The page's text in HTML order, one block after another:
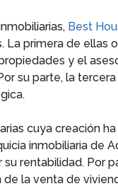
Best
primera de
y el
su parte, la
cuya creación
inmobiliaria de
rentabilidad. Por
la venta de